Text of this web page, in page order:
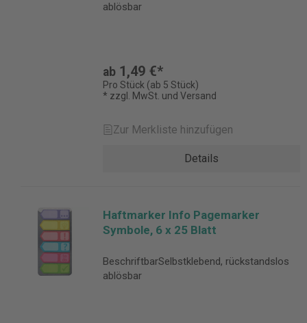
ablösbar
ab 1,49 €*
Pro Stück (ab 5 Stück)
* zzgl. MwSt. und Versand
Zur Merkliste hinzufügen
Details
Haftmarker Info Pagemarker
Symbole, 6 x 25 Blatt
BeschriftbarSelbstklebend, rückstandslos
ablösbar